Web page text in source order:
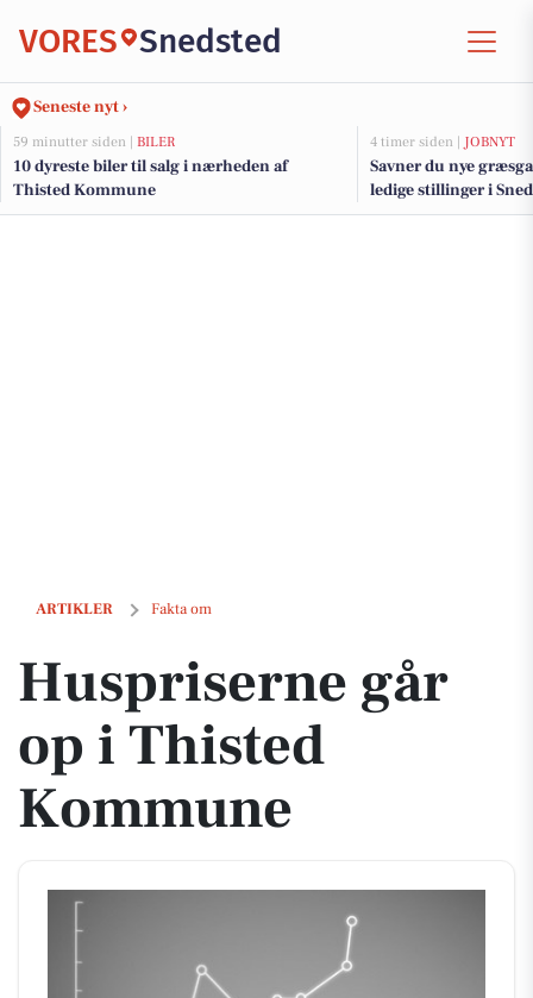
VORES Snedsted
Seneste nyt ›
59 minutter siden | BILER
10 dyreste biler til salg i nærheden af
Thisted Kommune
4 timer siden | JOBNYT
Savner du nye
ledige stillinger i
ARTIKLER Fakta om
Huspriserne går op i Thisted Kommune
Huspriserne går
op i Thisted
Kommune